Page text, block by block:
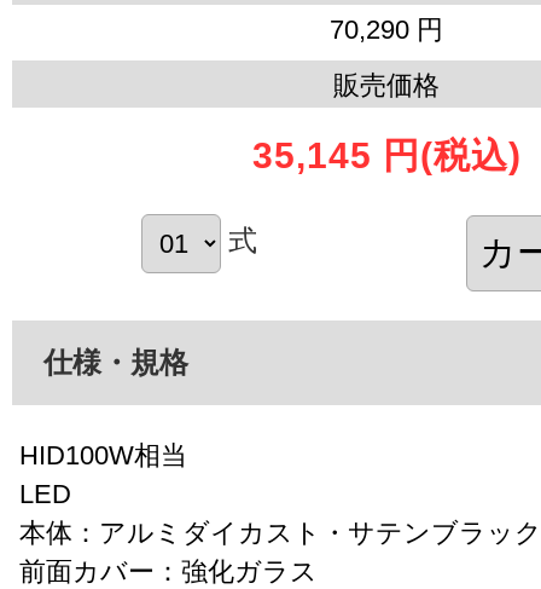
70,290 円
販売価格
35,145 円 (税込)
式
仕様・規格
HID100W相当
LED
本体：アルミダイカスト・サテンブラッ
前面カバー：強化ガラス